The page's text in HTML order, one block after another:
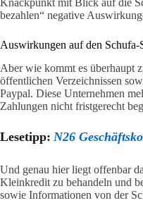
Knackpunkt mit Blick auf die
bezahlen“ negative
Auswirkungen auf den Schufa-
Aber wie kommt es überhaupt
öffentlichen Verzeichnissen
Paypal. Diese Unternehmen
Zahlungen nicht fristgerecht
Lesetipp: N26
Und genau hier liegt offenbar
Kleinkredit zu behandeln und
sowie Informationen von der